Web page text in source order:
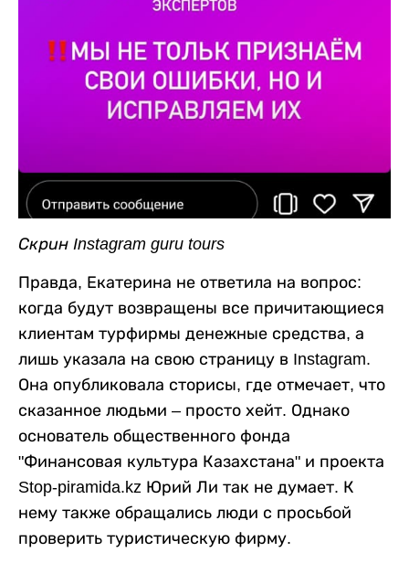
Скрин Instagram guru tours
Правда, Екатерина не ответила на вопрос:
когда будут возвращены все причитающиеся
клиентам турфирмы денежные средства, а
лишь указала на свою страницу в Instagram.
Она опубликовала сторисы, где отмечает, что
сказанное людьми – просто хейт. Однако
основатель общественного фонда
"Финансовая культура Казахстана" и проекта
Stop-piramida.kz Юрий Ли так не думает. К
нему также обращались люди с просьбой
проверить туристическую фирму.